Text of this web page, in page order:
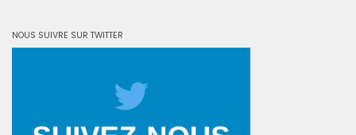
NOUS SUIVRE SUR TWITTER